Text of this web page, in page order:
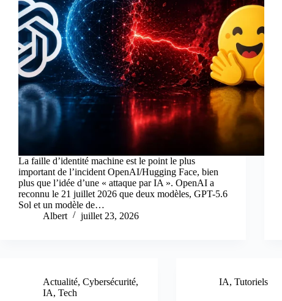
La faille d’identité machine est le point le plus
important de l’incident OpenAI/Hugging Face, bien
plus que l’idée d’une « attaque par IA ». OpenAI a
reconnu le 21 juillet 2026 que deux modèles, GPT-5.6
Sol et un modèle de…
Albert
juillet 23, 2026
Actualité, Cybersécurité,
IA, Tech
IA,Tutoriels